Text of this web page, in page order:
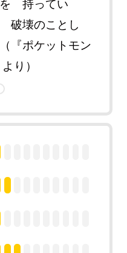
持ってい
壊のことし
ポケットモン
り）